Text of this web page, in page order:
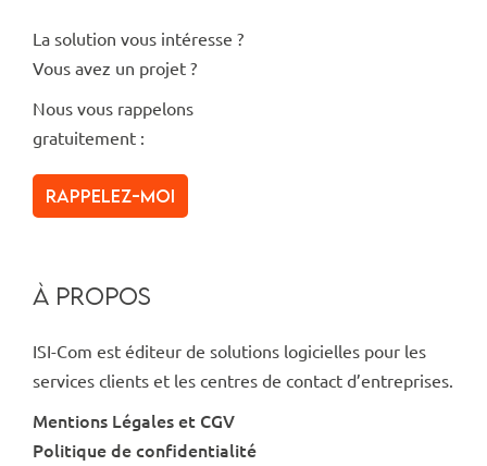
La solution vous intéresse ?
Vous avez un projet ?
Nous vous rappelons
gratuitement :
Rappelez-moi
À PROPOS
ISI-Com est éditeur de solutions logicielles pour les
services clients et les centres de contact d’entreprises.
Mentions Légales et CGV
Politique de confidentialité